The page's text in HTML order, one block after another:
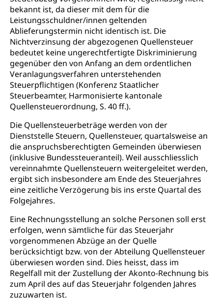
bekannt ist, da dieser mit dem für die
Leistungsschuldner/innen geltenden
Ablieferungstermin nicht identisch ist. Die
Nichtverzinsung der abgezogenen Quellensteuer
bedeutet keine ungerechtfertigte Diskriminierung
gegenüber den von Anfang an dem ordentlichen
Veranlagungsverfahren unterstehenden
Steuerpflichtigen (Konferenz Staatlicher
Steuerbeamter, Harmonisierte kantonale
Quellensteuerordnung, S. 40 ff.).
Die Quellensteuerbeträge werden von der
Dienststelle Steuern, Quellensteuer, quartalsweise an
die anspruchsberechtigten Gemeinden überwiesen
(inklusive Bundessteueranteil). Weil ausschliesslich
vereinnahmte Quellensteuern weitergeleitet werden,
ergibt sich insbesondere am Ende des Steuerjahres
eine zeitliche Verzögerung bis ins erste Quartal des
Folgejahres.
Eine Rechnungsstellung an solche Personen soll erst
erfolgen, wenn sämtliche für das Steuerjahr
vorgenommenen Abzüge an der Quelle
berücksichtigt bzw. von der Abteilung Quellensteuer
überwiesen worden sind. Dies heisst, dass im
Regelfall mit der Zustellung der Akonto-Rechnung bis
zum April des auf das Steuerjahr folgenden Jahres
zuzuwarten ist.
Früherziehung
Schuldienste
Betreuungsangebote
Schulliste
Heilpädagogische Schulen
Freiwilliger Schulsport
Stipendien Hochschule Luzern hslu
swissuniversities (Dachorganisation der Schweizer
Hochschulen)
swissuniversities
Universität Luzern
Fachstelle Hochschulbildung
Vorschule
Kindergarten, Kinderkrippe, Krippe, Kinderhort,
Kindertagesstätte, Spielgruppe, Tagesmutter,
Freiwilliges Kindergarten Jahr
Kinderbetreuung
Freiwilliges Kindergarten Jahr
Frühe Sprachförderung
Kindergarten & Basisstufe
Frühe Förderung
Gesundheit und Soziales
Konsumentenschutz
Konsumentenrechte, Produktsicherheit,
Preisüberwachung, Preisüberwacher,
Konsumentenorganisation, parallele Einfuhr,
regionale Erschöpfung, nationale Erschöpfung,
internationale Erschöpfung, Preisabsprache, Kartell,
Cassis-deDijon-Prinzip
Lebensmittelkontrolle und
Verbraucherschutz
Krankenversicherung
Unfallversicherung, Berufsunfallversicherung,
Krankheit, Unfall, Prämienverbilligung,
Krankenkasse
Krankenversicherung (WAS Luzern)
Prämienverbilligung (WAS Luzern)
Lebensmittelsicherheit
sichere Lebensmittel, Lebensmittelkontrolle,